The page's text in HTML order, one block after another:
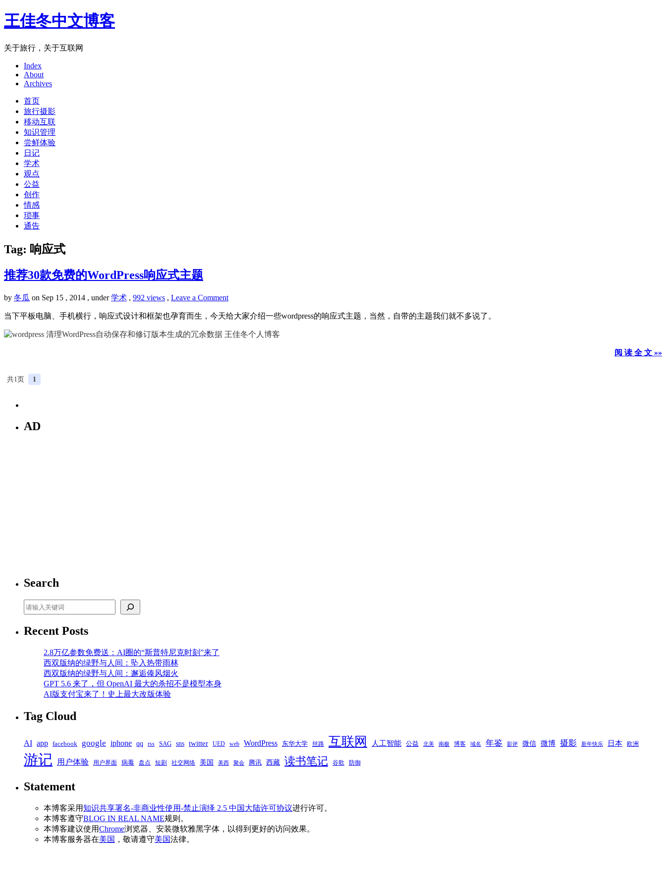
王佳冬中文博客
关于旅行，关于互联网
Index
About
Archives
首页
旅行摄影
移动互联
知识管理
尝鲜体验
日记
学术
观点
公益
创作
情感
琐事
通告
Tag: 响应式
推荐30款免费的WordPress响应式主题
by 冬瓜 on Sep 15 , 2014 , under学术 , 992 views , Leave a Comment
当下平板电脑、手机横行，响应式设计和框架也孕育而生，今天给大家介绍一些wordpress的响应式主题，当然，自带的主题我们就不多说了。
阅 读 全 文 »»
共1页 1
AD
Search
Search
Recent Posts
2.8万亿参数免费送：AI圈的“斯普特尼克时刻”来了
西双版纳的绿野与人间：坠入热带雨林
西双版纳的绿野与人间：邂逅傣风烟火
GPT 5.6 来了，但 OpenAI 最大的杀招不是模型本身
AI版支付宝来了！史上最大改版体验
Tag Cloud
AI app facebook google iphone qq rss SAG sns twitter UED web WordPress 东华大学 丝路 互联网 人工智能 公益 北美 南极 博客 域名 年鉴 影评 微信 微博 摄影 新年快乐 日本 欧洲
游记 用户体验 用户界面 病毒 盘点 短剧 社交网络 美国 美西 聚会 腾讯 西藏 读书笔记 谷歌 防御
Statement
本博客采用知识共享署名-非商业性使用-禁止演绎 2.5 中国大陆许可协议进行许可。
本博客遵守BLOG IN REAL NAME规则。
本博客建议使用Chrome浏览器、安装微软雅黑字体，以得到更好的访问效果。
本博客服务器在美国 ，敬请遵守美国法律。